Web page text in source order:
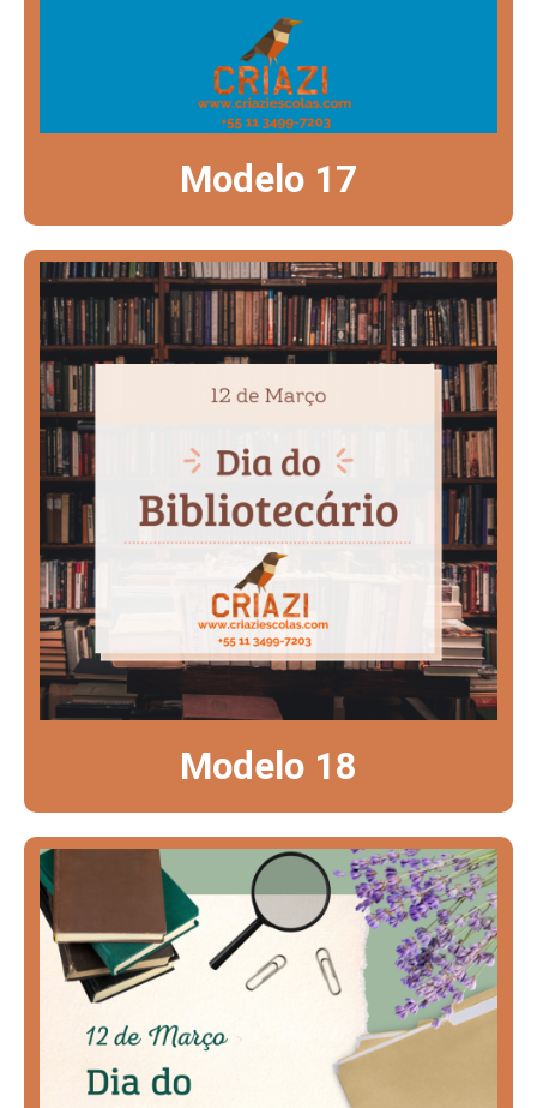
Modelo 17
Modelo 18